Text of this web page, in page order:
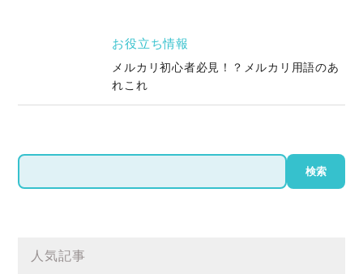
お役立ち情報
メルカリ初心者必見！？メルカリ用語のあ
れこれ
検
索
検索
人気記事